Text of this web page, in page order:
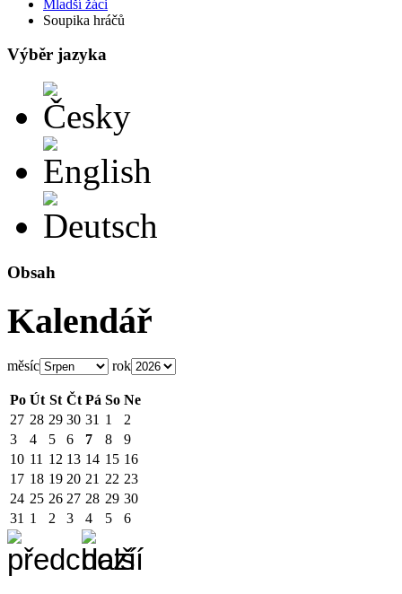
Mladší žáci
Soupika hráčů
Výběr jazyka
Obsah
Kalendář
měsíc rok
Po Út St Čt Pá So Ne
27 28 29 30 31 1
2
3
4 5 6 7 8
9
10 11 12 13 14 15 16
17 18 19 20 21 22 23
24 25 26 27 28 29 30
31 1 2 3 4 5 6